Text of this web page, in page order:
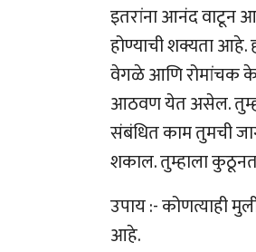
इतरांना आनंद वाटून
होण्याची शक्यता
वेगळे आणि रोमांचक
आठवण येत असेल. तुम्ही
संबंधित काम तुमची
शकाल. तुम्हाला
उपाय :- कोणत्याही
आहे.